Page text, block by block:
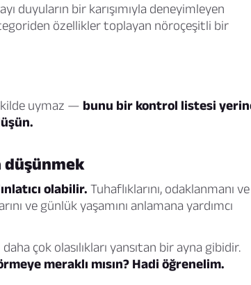
duyuların bir karışımıyla deneyimleyen
özellikler toplayan nöroçeşitli bir
uymaz — bunu bir kontrol listesi
düşünmek
olabilir. Tuhaflıklarını, odaklanmanı ve
ve günlük yaşamını anlamana yardımcı
çok olasılıkları yansıtan bir ayna gibidir.
meraklı mısın? Hadi öğrenelim.